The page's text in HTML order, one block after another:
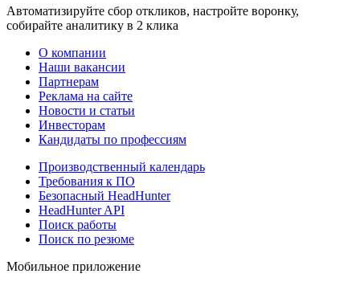
Автоматизируйте сбор откликов, настройте воронку,
собирайте аналитику в 2 клика
О компании
Наши вакансии
Партнерам
Реклама на сайте
Новости и статьи
Инвесторам
Кандидаты по профессиям
Производственный календарь
Требования к ПО
Безопасный HeadHunter
HeadHunter API
Поиск работы
Поиск по резюме
Мобильное приложение